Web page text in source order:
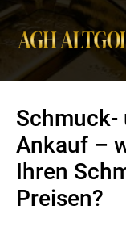
InhaltSchmuck-
Ankauf –
Ihren
Preisen?